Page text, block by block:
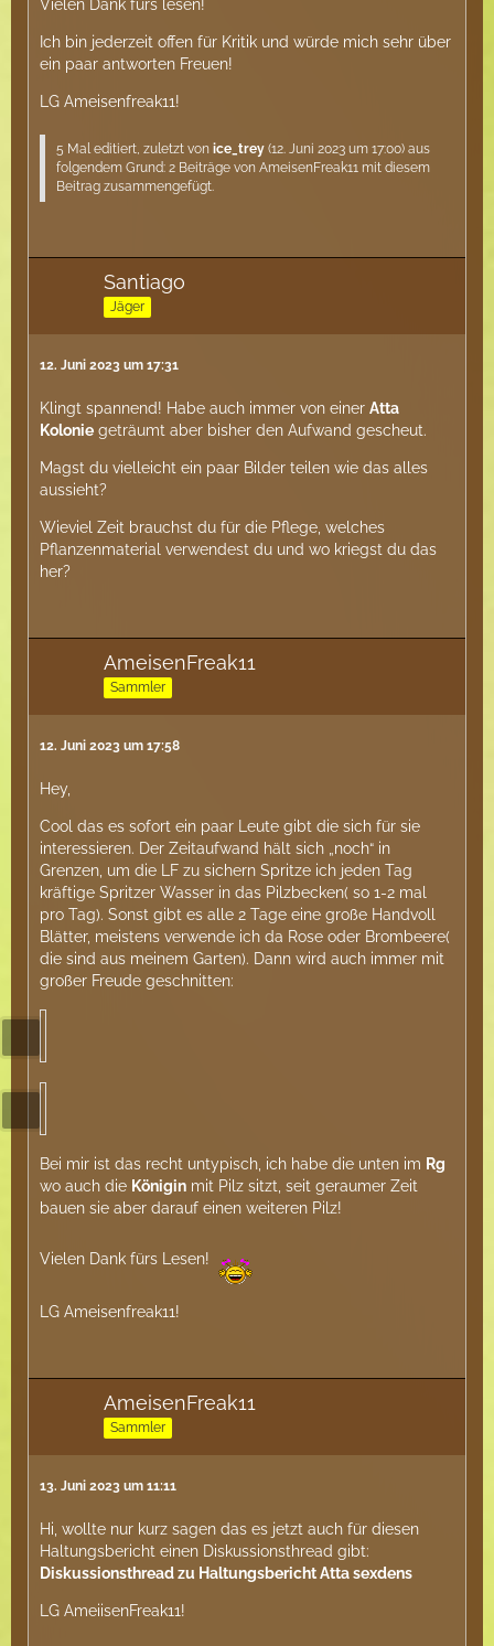
Vielen Dank fürs lesen!
Ich bin jederzeit offen für Kritik und würde mich sehr über
ein paar antworten Freuen!
LG Ameisenfreak11!
5 Mal editiert, zuletzt von ice_trey (12. Juni 2023 um 17:00) aus
folgendem Grund: 2 Beiträge von AmeisenFreak11 mit diesem
Beitrag zusammengefügt.
Santiago
Jäger
12. Juni 2023 um 17:31
Klingt spannend! Habe auch immer von einer Atta
Kolonie geträumt aber bisher den Aufwand gescheut.
Magst du vielleicht ein paar Bilder teilen wie das alles
aussieht?
Wieviel Zeit brauchst du für die Pflege, welches
Pflanzenmaterial verwendest du und wo kriegst du das
her?
AmeisenFreak11
Sammler
12. Juni 2023 um 17:58
Hey,
Cool das es sofort ein paar Leute gibt die sich für sie
interessieren. Der Zeitaufwand hält sich „noch“ in
Grenzen, um die LF zu sichern Spritze ich jeden Tag
kräftige Spritzer Wasser in das Pilzbecken( so 1-2 mal
pro Tag). Sonst gibt es alle 2 Tage eine große Handvoll
Blätter, meistens verwende ich da Rose oder Brombeere(
die sind aus meinem Garten). Dann wird auch immer mit
großer Freude geschnitten:
Bei mir ist das recht untypisch, ich habe die unten im Rg
wo auch die Königin mit Pilz sitzt, seit geraumer Zeit
bauen sie aber darauf einen weiteren Pilz!
Vielen Dank fürs Lesen!
LG Ameisenfreak11!
AmeisenFreak11
Sammler
13. Juni 2023 um 11:11
Hi, wollte nur kurz sagen das es jetzt auch für diesen
Haltungsbericht einen Diskussionsthread gibt:
Diskussionsthread zu Haltungsbericht Atta sexdens
LG AmeiisenFreak11!